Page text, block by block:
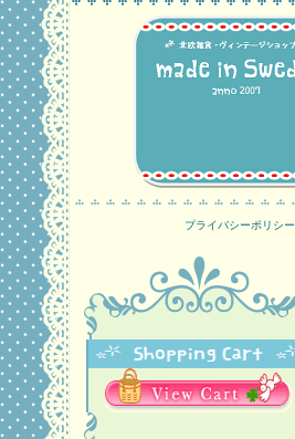
プライバシーポリシー